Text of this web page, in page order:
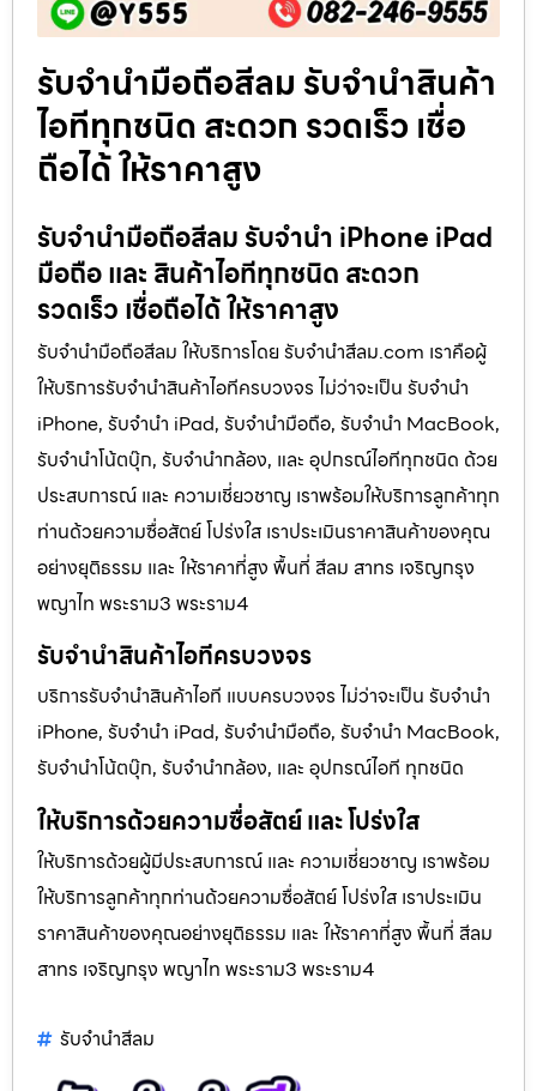
รับจำนำมือถือสีลม รับจำนำสินค้า
ไอทีทุกชนิด สะดวก รวดเร็ว เชื่อ
ถือได้ ให้ราคาสูง
รับจำนำมือถือสีลม รับจำนำ iPhone iPad
มือถือ และ สินค้าไอทีทุกชนิด สะดวก
รวดเร็ว เชื่อถือได้ ให้ราคาสูง
รับจำนำมือถือสีลม ให้บริการโดย รับจํานําสีลม.com เราคือผู้
ให้บริการรับจำนำสินค้าไอทีครบวงจร ไม่ว่าจะเป็น รับจำนำ
iPhone, รับจำนำ iPad, รับจำนำมือถือ, รับจำนำ MacBook,
รับจำนำโน้ตบุ๊ก, รับจำนำกล้อง, และ อุปกรณ์ไอทีทุกชนิด ด้วย
ประสบการณ์ และ ความเชี่ยวชาญ เราพร้อมให้บริการลูกค้าทุก
ท่านด้วยความซื่อสัตย์ โปร่งใส เราประเมินราคาสินค้าของคุณ
อย่างยุติธรรม และ ให้ราคาที่สูง พื้นที่ สีลม สาทร เจริญกรุง
พญาไท พระราม3 พระราม4
รับจำนำสินค้าไอทีครบวงจร
บริการรับจำนำสินค้าไอที แบบครบวงจร ไม่ว่าจะเป็น รับจำนำ
iPhone, รับจำนำ iPad, รับจำนำมือถือ, รับจำนำ MacBook,
รับจำนำโน้ตบุ๊ก, รับจำนำกล้อง, และ อุปกรณ์ไอที ทุกชนิด
ให้บริการด้วยความซื่อสัตย์ และ โปร่งใส
ให้บริการด้วยผู้มีประสบการณ์ และ ความเชี่ยวชาญ เราพร้อม
ให้บริการลูกค้าทุกท่านด้วยความซื่อสัตย์ โปร่งใส เราประเมิน
ราคาสินค้าของคุณอย่างยุติธรรม และ ให้ราคาที่สูง พื้นที่ สีลม
สาทร เจริญกรุง พญาไท พระราม3 พระราม4
รับจํานําสีลม